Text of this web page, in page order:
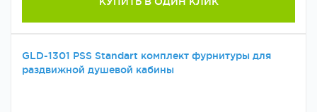
GLD-1301 PSS Standart комплект фурнитуры для
раздвижной душевой кабины